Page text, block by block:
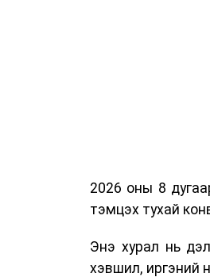
2026 оны 8
тэмцэх тухай
Энэ хурал нь
хэвшил, иргэний